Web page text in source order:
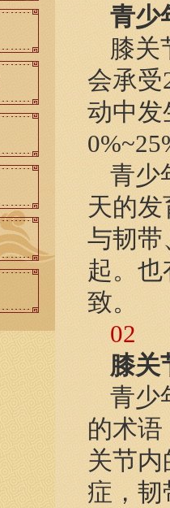
青少
膝关
会承受
动中发
青少
天的
与韧带
起。
致。
02
膝关
青少
的术
关节
症，韧